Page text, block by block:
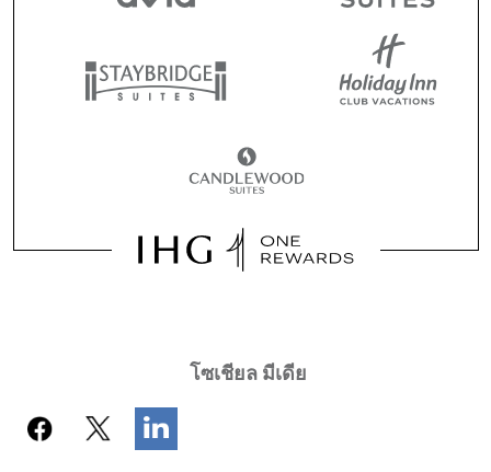
โซเชียล มีเดีย